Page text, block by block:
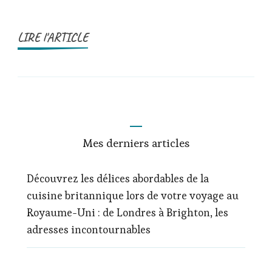
LIRE l'ARTICLE
Mes derniers articles
Découvrez les délices abordables de la
cuisine britannique lors de votre voyage au
Royaume-Uni : de Londres à Brighton, les
adresses incontournables